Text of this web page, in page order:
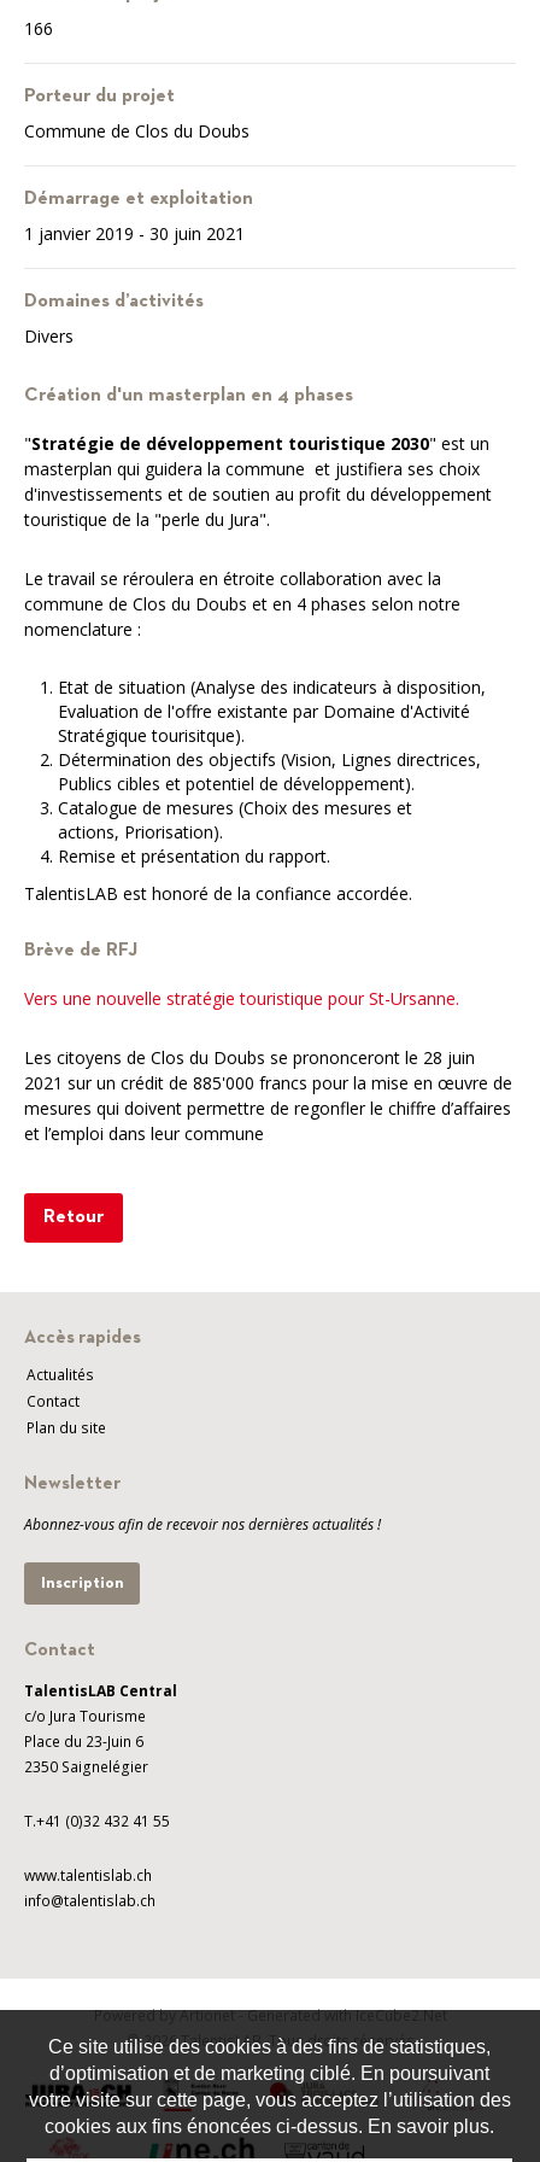
166
Porteur du projet
Commune de Clos du Doubs
Démarrage et exploitation
1 janvier 2019 - 30 juin 2021
Domaines d’activités
Divers
Création d'un masterplan en 4 phases
"Stratégie de développement touristique 2030" est un
masterplan qui guidera la commune et justifiera ses choix
d'investissements et de soutien au profit du développement
touristique de la "perle du Jura".
Le travail se réroulera en étroite collaboration avec la
commune de Clos du Doubs et en 4 phases selon notre
nomenclature :
Etat de situation (Analyse des indicateurs à disposition,
Evaluation de l'offre existante par Domaine d'Activité
Stratégique tourisitque).
Détermination des objectifs (Vision, Lignes directrices,
Publics cibles et potentiel de développement).
Catalogue de mesures (Choix des mesures et
actions, Priorisation).
Remise et présentation du rapport.
TalentisLAB est honoré de la confiance accordée.
Brève de RFJ
Vers une nouvelle stratégie touristique pour St-Ursanne.
Les citoyens de Clos du Doubs se prononceront le 28 juin
2021 sur un crédit de 885'000 francs pour la mise en œuvre de
mesures qui doivent permettre de regonfler le chiffre d’affaires
et l’emploi dans leur commune
Retour
Accès rapides
Actualités
Contact
Plan du site
Newsletter
Abonnez-vous afin de recevoir nos dernières actualités !
Inscription
Contact
TalentisLAB Central
c/o Jura Tourisme
Place du 23-Juin 6
2350 Saignelégier
T.+41 (0)32 432 41 55
www.talentislab.ch
info@talentislab.ch
Powered by Artionet-Generated with IceCube2.Net
© 2026 TalentisLAB. Tous droits réservés
Ce site utilise des cookies à des fins de statistiques,
d’optimisation et de marketing ciblé. En poursuivant
votre visite sur cette page, vous acceptez l’utilisation des
cookies aux fins énoncées ci-dessus. En savoir plus.